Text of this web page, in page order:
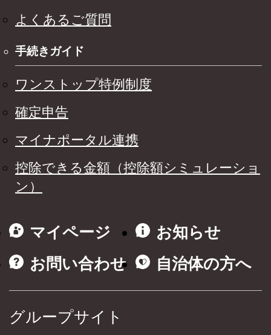
よくあるご質問
手続きガイド
ワンストップ特例制度
確定申告
マイナポータル連携
控除できる金額（控除額シミュレーショ
ン）
マイページ
お知らせ
お問い合わせ
自治体の方へ
グループサイト